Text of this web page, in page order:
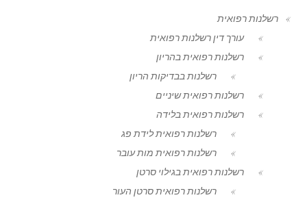
רשלנות רפואית
עורך דין רשלנות רפואית
רשלנות רפואית בהריון
רשלנות בבדיקות הריון
רשלנות רפואית שיניים
רשלנות רפואית בלידה
רשלנות רפואית לידת פג
רשלנות רפואית מות עובר
רשלנות רפואית בגילוי סרטן
רשלנות רפואית סרטן העור